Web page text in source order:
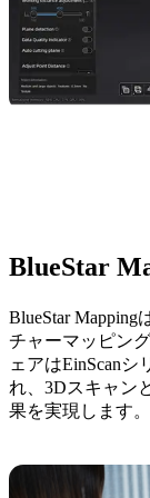
BlueStar
BlueStar
チャーマッピン
ェアはEinScan
れ、3Dスキャン
果を実現します。